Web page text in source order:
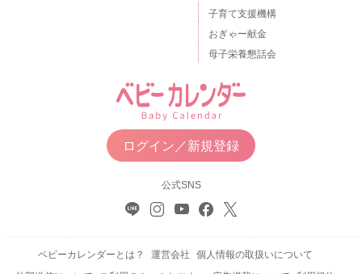
子育て支援機構
おぎゃー献金
母子栄養懇話会
ログイン／新規登録
公式SNS
ベビーカレンダーとは？ 運営会社
個人情報の取扱いについて